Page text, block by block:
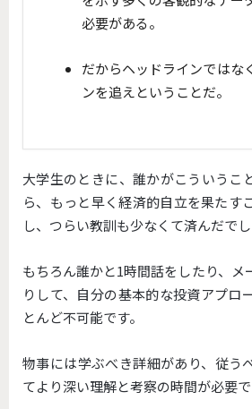
必要がある。
だからヘッドラインではな
ンを追えということだ。
大学生のときに、誰かがこういうこ
ら、もっと早く経済的自立を果たす
し、つらい教訓も少なくて済んだでし
もちろん誰かと1時間話をしたり、メ
りして、自分の基本的な投資アプロ
とんど不可能です。
物事には学ぶべき詳細があり、従う
てより深い理解と考察の時間が必要で